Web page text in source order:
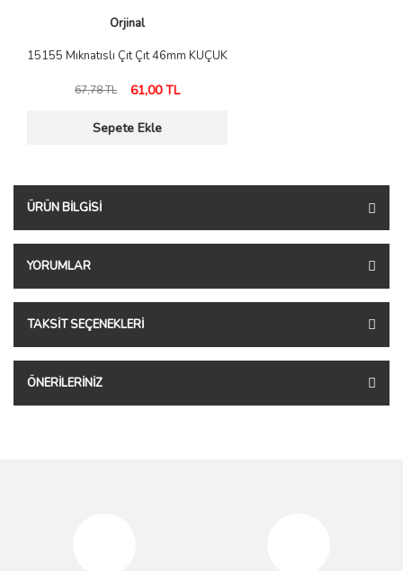
Orjinal
15155 Mıknatıslı Çıt Çıt 46mm KÜÇÜK
67,78 TL 61,00 TL
Sepete Ekle
ÜRÜN BILGISI
YORUMLAR
TAKSIT SEÇENEKLERI
ÖNERILERINIZ